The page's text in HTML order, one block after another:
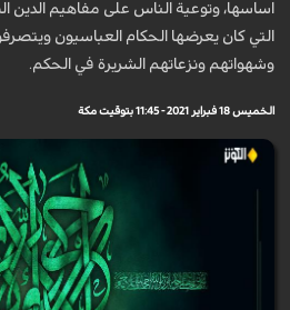
اساسها، وتوعية الناس على مفاهيم الدين
التي کان يعرضها الحكام العباسيون
وشهواتهم ونزعاتهم الشريرة في الحکم.
الخميس 18 فبراير 2021 - 11:45 بتوقيت مكة